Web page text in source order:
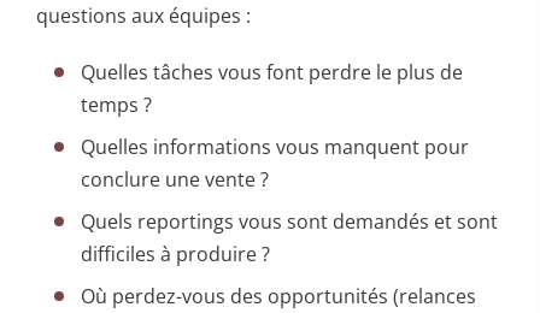
questions aux équipes :
Quelles tâches vous font perdre le plus de
temps ?
Quelles informations vous manquent pour
conclure une vente ?
Quels reportings vous sont demandés et sont
difficiles à produire ?
Où perdez-vous des opportunités (relances